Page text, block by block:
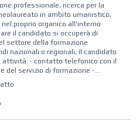
professionale, ricerca per la
in ambito umanistico,
proprio organico all'interno
il candidato si occuperà di
settore della formazione
nazionali o regionali, il candidato
attività: - contatto telefonico con il
del servizio di formazione -...